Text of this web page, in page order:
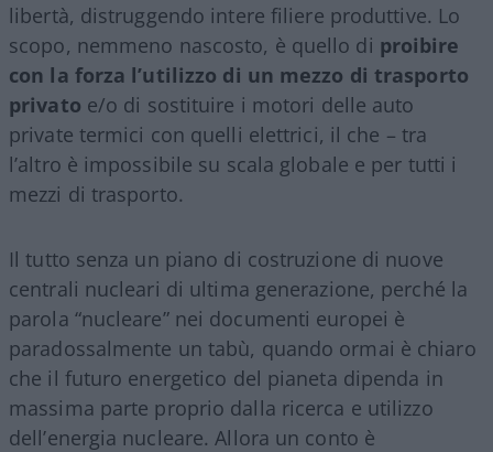
libertà, distruggendo intere filiere produttive. Lo
scopo, nemmeno nascosto, è quello di proibire
con la forza l’utilizzo di un mezzo di trasporto
privato e/o di sostituire i motori delle auto
private termici con quelli elettrici, il che – tra
l’altro è impossibile su scala globale e per tutti i
mezzi di trasporto.
Il tutto senza un piano di costruzione di nuove
centrali nucleari di ultima generazione, perché la
parola “nucleare” nei documenti europei è
paradossalmente un tabù, quando ormai è chiaro
che il futuro energetico del pianeta dipenda in
massima parte proprio dalla ricerca e utilizzo
dell’energia nucleare. Allora un conto è